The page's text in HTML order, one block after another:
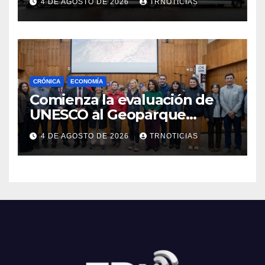
Cauquenes y Sagrada Familia
4 DE AGOSTO DE 2026 TRNOTICIAS
CRÓNICA ECONOMÍA
Comienza la evaluación de
UNESCO al Geoparque
Aspirante Pillanmapu en el
Maule
4 DE AGOSTO DE 2026 TRNOTICIAS